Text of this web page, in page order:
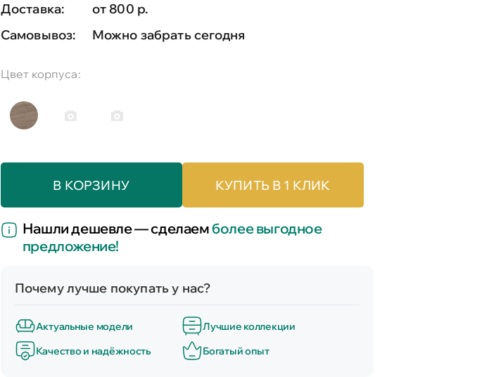
Доставка:
от 800 р.
Самовывоз:
Можно забрать сегодня
Цвет корпуса:
В КОРЗИНУ КУПИТЬ В 1 КЛИК
Нашли дешевле — сделаемболее выгодное
предложение!
Почему лучше покупать у нас?
Актуальные модели
Лучшие коллекции
Качество и надёжность
Богатый опыт